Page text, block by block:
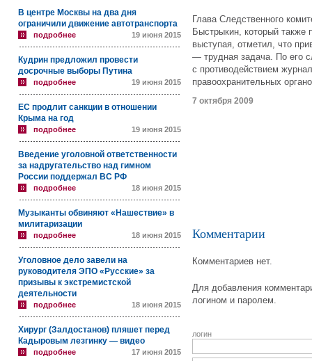
В центре Москвы на два дня
ограничили движение автотранспорта
подробнее 19 июня 2015
Кудрин предложил провести
досрочные выборы Путина
подробнее 19 июня 2015
ЕС продлит санкции в отношении
Крыма на год
подробнее 19 июня 2015
Введение уголовной ответственности
за надругательство над гимном
России поддержал ВС РФ
подробнее 18 июня 2015
Музыканты обвиняют «Нашествие» в
милитаризации
подробнее 18 июня 2015
Уголовное дело завели на
руководителя ЭПО «Русские» за
призывы к экстремистской
деятельности
подробнее 18 июня 2015
Хирург (Залдостанов) пляшет перед
Кадыровым лезгинку — видео
подробнее 17 июня 2015
Глава Следственного
Быстрыкин, который также
выступая, отметил, что
— трудная задача. По его
с противодействием
правоохранительных
7 октября 2009
Комментарии
Комментариев нет.
Для добавления
логином и паролем.
логин